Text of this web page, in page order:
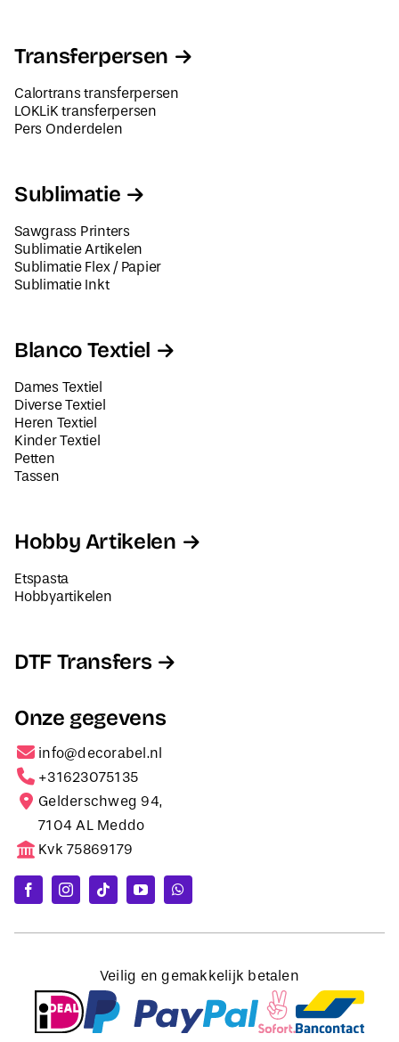
Transferpersen
Calortrans transferpersen
LOKLiK transferpersen
Pers Onderdelen
Sublimatie
Sawgrass Printers
Sublimatie Artikelen
Sublimatie Flex / Papier
Sublimatie Inkt
Blanco Textiel
Dames Textiel
Diverse Textiel
Heren Textiel
Kinder Textiel
Petten
Tassen
Hobby Artikelen
Etspasta
Hobbyartikelen
DTF Transfers
Onze gegevens
info@decorabel.nl
+31623075135
Gelderschweg 94,
7104 AL Meddo
Kvk 75869179
Veilig en gemakkelijk betalen